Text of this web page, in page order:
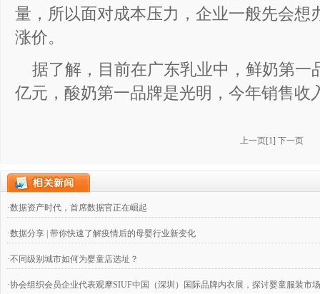
量，所以面对成本压力，企业一般先会想
涨价。
据了解，目前在广东乳业中，鲜奶第一
亿元，酸奶第一品牌是光明，今年销售收
上一页[1]下一页
·数据资产时代，首席数据官正在崛起
·数据分享 | 带你快速了解疫情后的母婴行业新变化
·不同级别城市如何为婴童店选址？
·协会组织会员企业代表观摩SIUF中国（深圳）国际品牌内衣展，探讨婴童服装市